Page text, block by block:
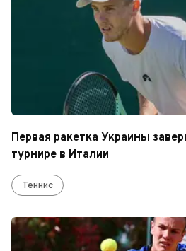
Первая ракетка Украины
турнире в Италии
Теннис